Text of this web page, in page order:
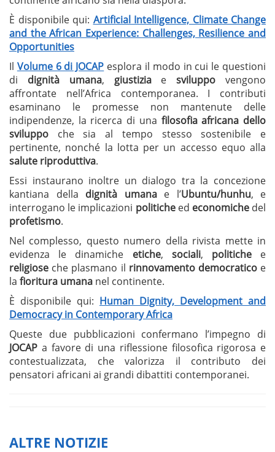
È disponibile qui: Artificial Intelligence, Climate Change
and the African Experience: Challenges, Resilience and
Opportunities
Il Volume 6 di JOCAP esplora il modo in cui le questioni
di dignità umana, giustiziaesviluppo vengono
affrontate nell’Africa contemporanea. I contributi
esaminano le promesse non mantenute delle
indipendenze, la ricerca di una filosofia africana dello
sviluppo che sia al tempo stesso sostenibile e
pertinente, nonché la lotta per un accesso equo alla
salute riproduttiva.
Essi instaurano inoltre un dialogo tra la concezione
kantiana della dignità umanae l’Ubuntu/hunhu, e
interrogano le implicazioni politicheed economichedel
profetismo.
Nel complesso, questo numero della rivista mette in
evidenza le dinamiche etiche, sociali, politichee
religiose che plasmano il rinnovamento democraticoe
la fioritura umana nel continente.
È disponibile qui: Human Dignity, Development and
Democracy in Contemporary Africa
Queste due pubblicazioni confermano l’impegno di
JOCAP a favore di una riflessione filosofica rigorosa e
contestualizzata, che valorizza il contributo dei
pensatori africani ai grandi dibattiti contemporanei.
ALTRE NOTIZIE